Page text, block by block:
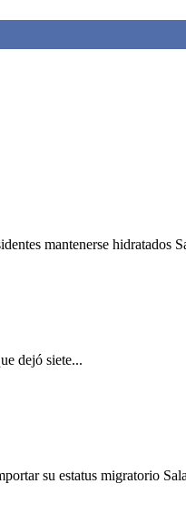
mantenerse hidratados
dejó siete...
su estatus migratorio